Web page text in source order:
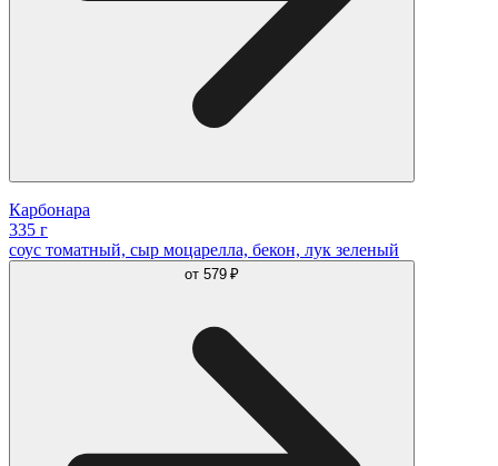
Карбонара
335 г
соус томатный, сыр моцарелла, бекон, лук зеленый
от 579 ₽